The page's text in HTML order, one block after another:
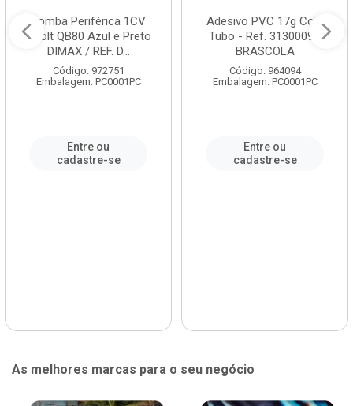
Bomba Periférica 1CV
Bivolt QB80 Azul e Preto
DIMAX / REF. D...
Código: 972751
Embalagem: PC0001PC
Entre ou
cadastre-se
Adesivo PVC 17g Cola
Tubo - Ref. 3130009 -
BRASCOLA
Código: 964094
Embalagem: PC0001PC
Entre ou
cadastre-se
As melhores marcas para o seu negócio